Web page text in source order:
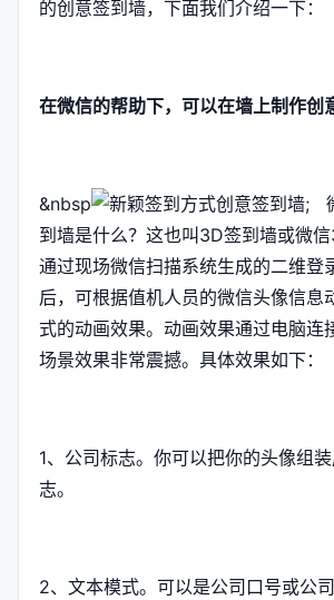
的创意签到墙，下面我们介绍一下：
在微信的帮助下，可以在墙上制作创
&nbsp
;
到墙是什么？这也叫3D签到墙或微
通过现场微信扫描系统生成的二维登
后，可根据值机人员的微信头像信息
式的动画效果。动画效果通过电脑连
场景效果非常震撼。具体效果如下：
1、公司标志。你可以把你的头像组
志。
2、文本模式。可以是公司口号或公司